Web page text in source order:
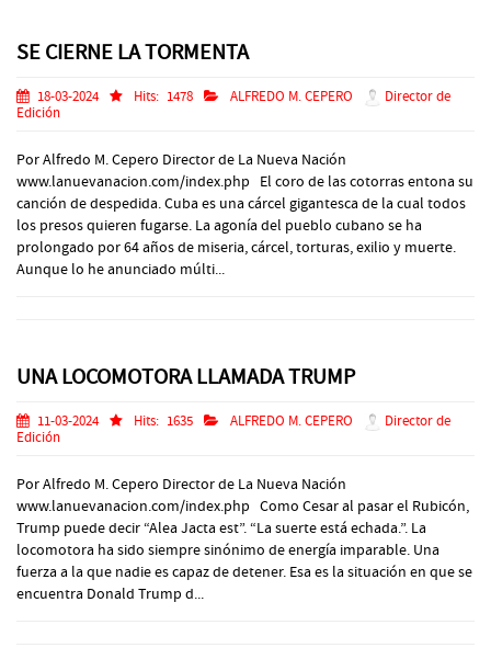
SE CIERNE LA TORMENTA
18-03-2024 Hits: 1478 ALFREDO M. CEPERO
Director de
Edición
Por Alfredo M. Cepero Director de La Nueva Nación
www.lanuevanacion.com/index.php El coro de las cotorras entona su
canción de despedida. Cuba es una cárcel gigantesca de la cual todos
los presos quieren fugarse. La agonía del pueblo cubano se ha
prolongado por 64 años de miseria, cárcel, torturas, exilio y muerte.
Aunque lo he anunciado múlti...
UNA LOCOMOTORA LLAMADA TRUMP
11-03-2024 Hits: 1635 ALFREDO M. CEPERO
Director de
Edición
Por Alfredo M. Cepero Director de La Nueva Nación
www.lanuevanacion.com/index.php Como Cesar al pasar el Rubicón,
Trump puede decir “Alea Jacta est”. “La suerte está echada.”. La
locomotora ha sido siempre sinónimo de energía imparable. Una
fuerza a la que nadie es capaz de detener. Esa es la situación en que se
encuentra Donald Trump d...